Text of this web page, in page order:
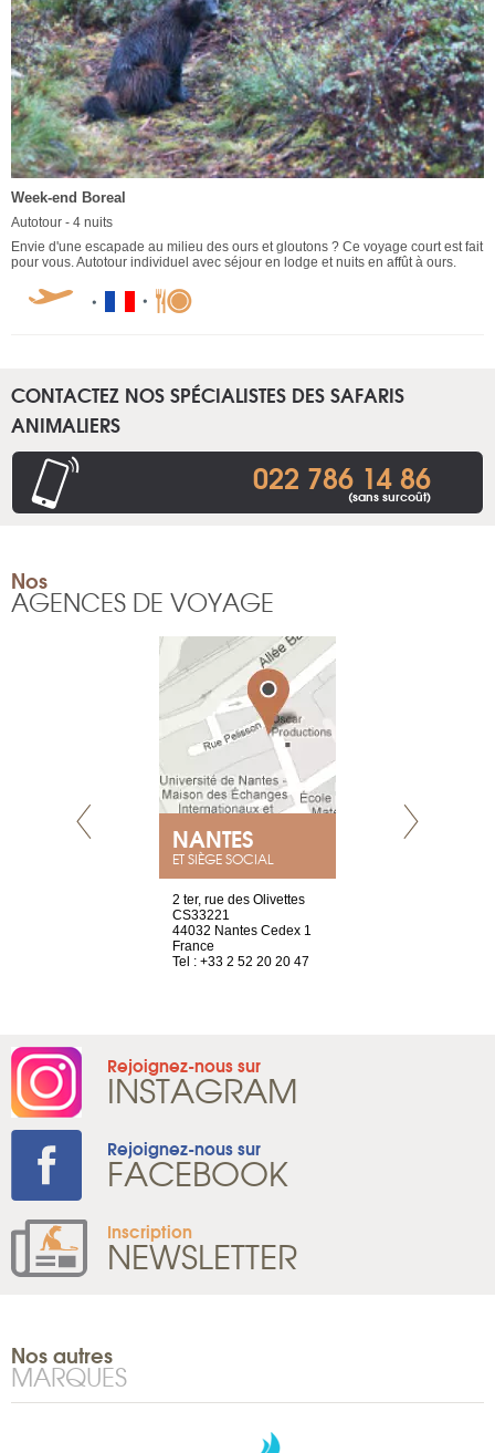
Week-end Boreal
Autotour - 4 nuits
Envie d'une escapade au milieu des ours et gloutons ? Ce voyage court est fait
pour vous. Autotour individuel avec séjour en lodge et nuits en affût à ours.
CONTACTEZ NOS SPÉCIALISTES DES SAFARIS
ANIMALIERS
022 786 14 86
(sans surcoût)
Nos
AGENCES DE VOYAGE
NANTES
ET SIÈGE SOCIAL
2 ter, rue des Olivettes
CS33221
44032 Nantes Cedex 1
France
Tel : +33 2 52 20 20 47
Rejoignez-nous sur
INSTAGRAM
Rejoignez-nous sur
FACEBOOK
Inscription
NEWSLETTER
Nos autres
MARQUES